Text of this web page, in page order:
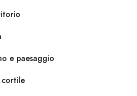
e paesaggio